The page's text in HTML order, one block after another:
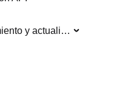
Mantenimiento y actualización del sistema